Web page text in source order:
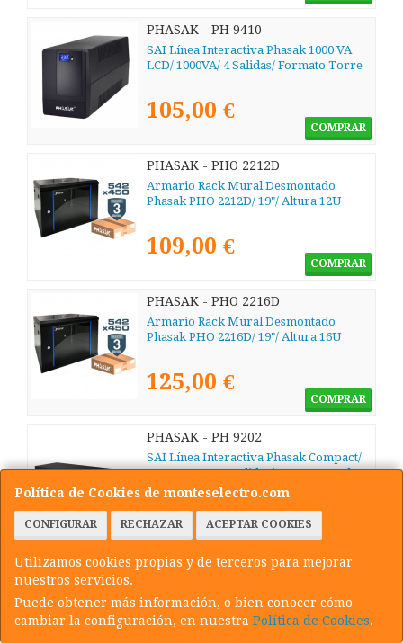
PHASAK - PH 9410
SAI Línea Interactiva Phasak 1000 VA
LCD/ 1000VA/ 4 Salidas/ Formato Torre
105,00 €
COMPRAR
PHASAK - PHO 2212D
Armario Rack Mural Desmontado
Phasak PHO 2212D/ 19"/ Altura 12U
109,00 €
COMPRAR
PHASAK - PHO 2216D
Armario Rack Mural Desmontado
Phasak PHO 2216D/ 19"/ Altura 16U
125,00 €
COMPRAR
PHASAK - PH 9202
SAI Línea Interactiva Phasak Compact/
800VA-480W/ 8 Salidas/ Formato Rack
2U
135,00 €
COMPRAR
PHASAK - PHO 2220D
Phasak PHO 2220D/ 19"/ Altura 20U
Política de Cookies de monteselectro.com
CONFIGURAR RECHAZAR ACEPTAR COOKIES
Utilizamos cookies propias y de terceros para mejorar
nuestros servicios.
Puede obtener más información, o bien conocer cómo
cambiar la configuración, en nuestra Política de Cookies.